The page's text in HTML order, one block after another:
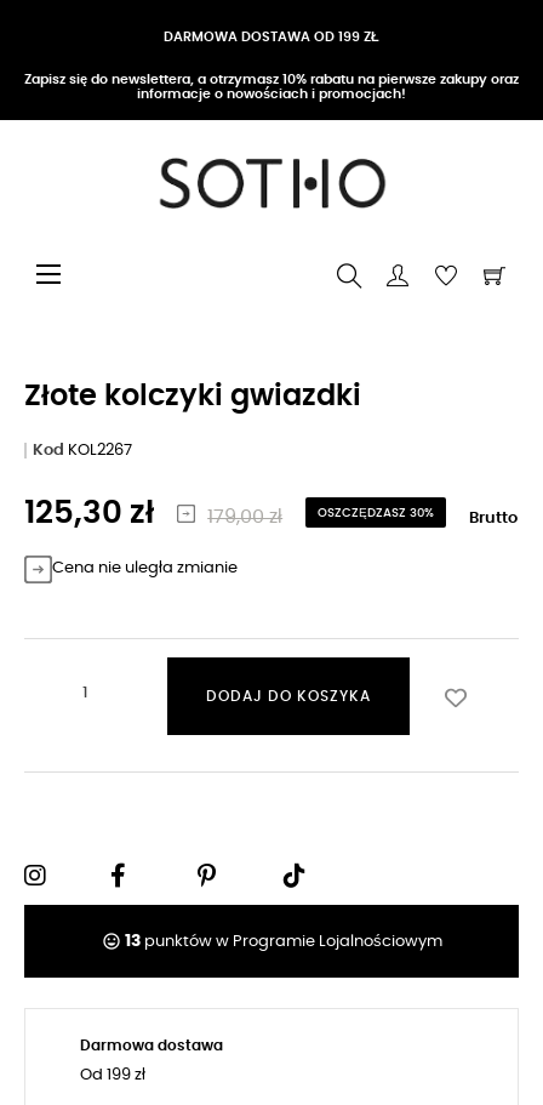
DARMOWA DOSTAWA OD 199 ZŁ
Zapisz się do newslettera, a otrzymasz 10% rabatu na pierwsze zakupy oraz
informacje o nowościach i promocjach!
Przełącz nawigację
☰
Złote kolczyki gwiazdki
Kod KOL2267
125,30 zł 179,00 zł OSZCZĘDZASZ 30% Brutto
Cena nie uległa zmianie
DODAJ DO KOSZYKA
tag_faces 13punktów w Programie Lojalnościowym
Darmowa dostawa
Od 199 zł